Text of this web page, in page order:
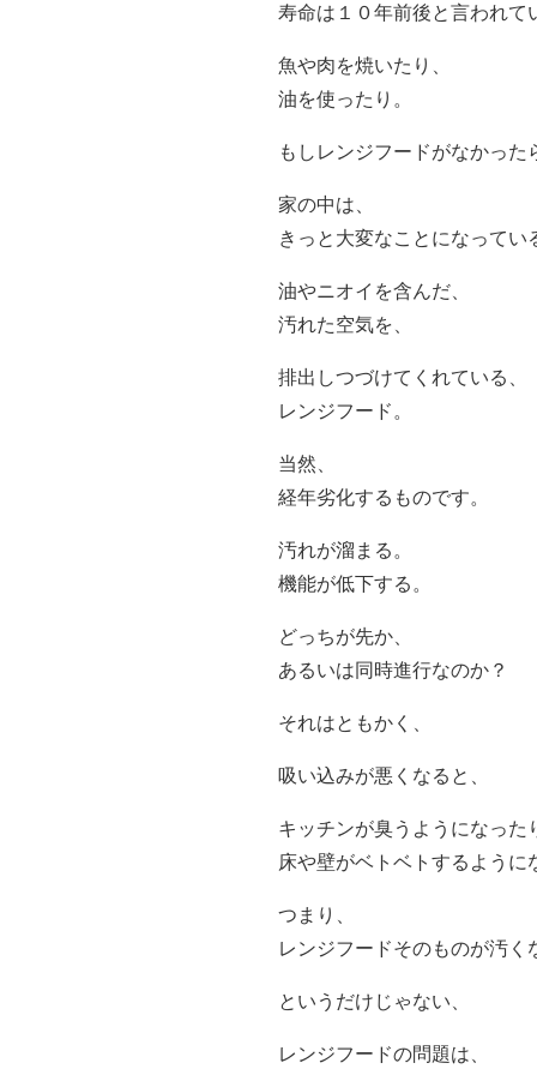
寿命は１０年前後と言われて
魚や肉を焼いたり、
油を使ったり。
もしレンジフードがなかった
家の中は、
きっと大変なことになってい
油やニオイを含んだ、
汚れた空気を、
排出しつづけてくれている、
レンジフード。
当然、
経年劣化するものです。
汚れが溜まる。
機能が低下する。
どっちが先か、
あるいは同時進行なのか？
それはともかく、
吸い込みが悪くなると、
キッチンが臭うようになった
床や壁がベトベトするように
つまり、
レンジフードそのものが汚く
というだけじゃない、
レンジフードの問題は、